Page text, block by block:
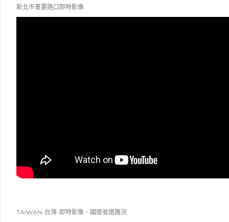
新北市重要路口即時影像
TAIWAN-台灣-即時影像、國道省道路況